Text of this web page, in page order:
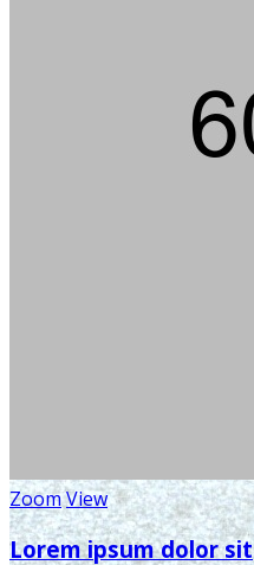
ZoomView
Lorem ipsum dolor sit